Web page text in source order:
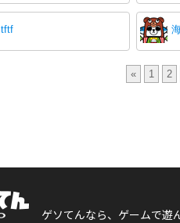
tftf
« 1 2
ゲソてんなら、ゲームで遊